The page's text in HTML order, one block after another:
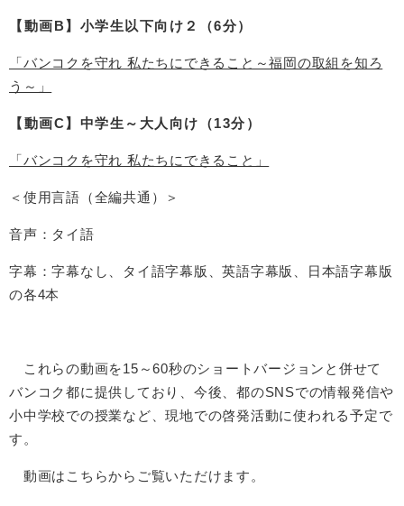
【動画B】小学生以下向け２（6分）
「バンコクを守れ 私たちにできること～福岡の取組を知ろ
う～」
【動画C】中学生～大人 向け（13分）
「バンコクを守れ 私たちにできること」
＜使用言語（全編共通）＞
音声：タイ語
字幕：字幕なし、タイ語字幕版、英語字幕版、日本語字幕版
の各4本
これらの動画を15～60秒のショートバージョンと併せて
バンコク都に提供しており、今後、都のSNSでの情報発信や
小中学校での授業など、現地での啓発活動に使われる予定で
す。
動画はこちらからご覧いただけます。